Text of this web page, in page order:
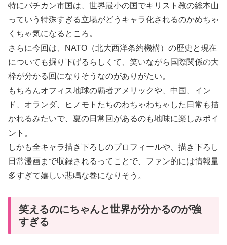
特にバチカン市国は、世界最小の国でキリスト教の総本山
っていう特殊すぎる立場がどうキャラ化されるのかめちゃ
くちゃ気になるところ。
さらに今回は、NATO（北大西洋条約機構）の歴史と現在
についても掘り下げるらしくて、笑いながら国際関係の大
枠が分かる回になりそうなのがありがたい。
もちろんオフィス地球の覇者アメリックや、中国、イン
ド、オランダ、ヒノモトたちのわちゃわちゃした日常も描
かれるみたいで、夏の日常回があるのも地味に楽しみポイ
ント。
しかも全キャラ描き下ろしのプロフィールや、描き下ろし
日常漫画まで収録されるってことで、ファン的には情報量
多すぎて嬉しい悲鳴な巻になりそう。
笑えるのにちゃんと世界が分かるのが強
すぎる